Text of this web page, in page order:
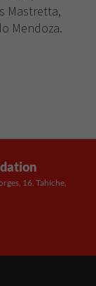
Mastretta,
Mendoza.
16. Tahíche,